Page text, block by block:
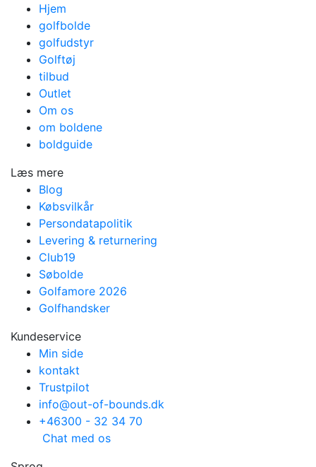
Hjem
golfbolde
golfudstyr
Golftøj
tilbud
Outlet
Om os
om boldene
boldguide
Læs mere
Blog
Købsvilkår
Persondatapolitik
Levering & returnering
Club19
Søbolde
Golfamore 2026
Golfhandsker
Kundeservice
Min side
kontakt
Trustpilot
info@out-of-bounds.dk
+46300 - 32 34 70
Chat med os